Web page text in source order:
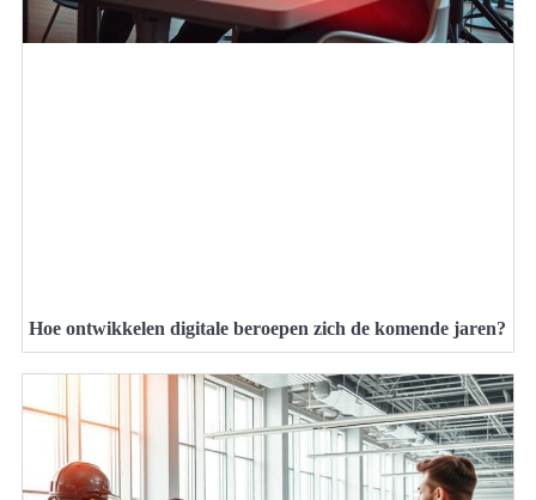
Hoe ontwikkelen digitale beroepen zich de komende jaren?